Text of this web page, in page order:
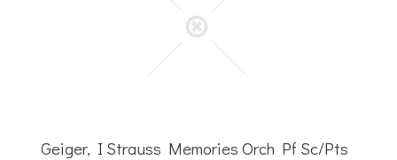
Geiger, I Strauss Memories Orch Pf Sc/Pts